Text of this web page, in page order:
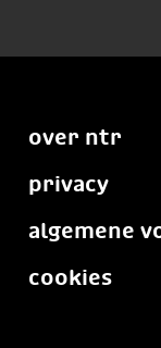
over ntr
privacy
algemene
cookies